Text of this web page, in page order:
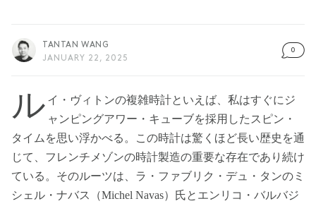
TANTAN WANG
JANUARY 22, 2025
0
ル イ・ヴィトンの複雑時計といえば、私はすぐにジ
ャンピングアワー・キューブを採用したスピン・
タイムを思い浮かべる。この時計は驚くほど長い歴史を通
じて、フレンチメゾンの時計製造の重要な存在であり続け
ている。そのルーツは、ラ・ファブリク・デュ・タンのミ
シェル・ナバス（Michel Navas）氏とエンリコ・バルバジ